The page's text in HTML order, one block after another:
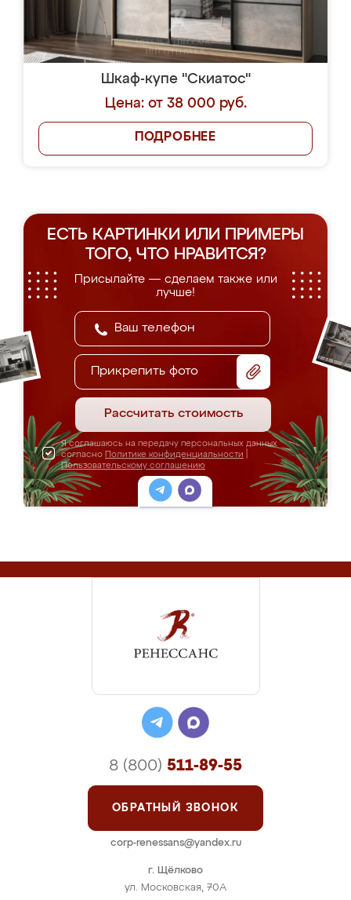
Шкаф-купе "Скиатос"
Цена: от 38 000 руб.
ПОДРОБНЕЕ
ЕСТЬ КАРТИНКИ ИЛИ ПРИМЕРЫ
ТОГО, ЧТО НРАВИТСЯ?
Присылайте — сделаем также или
лучше!
Прикрепить фото
Рассчитать стоимость
Я соглашаюсь на передачу персональных данных
согласно Политике конфиденциальности
Пользовательскому соглашению
г. Щёлково
ул. Московская, 70А
8 (800) 511-89-55
ОБРАТНЫЙ ЗВОНОК
corp-renessans@yandex.ru